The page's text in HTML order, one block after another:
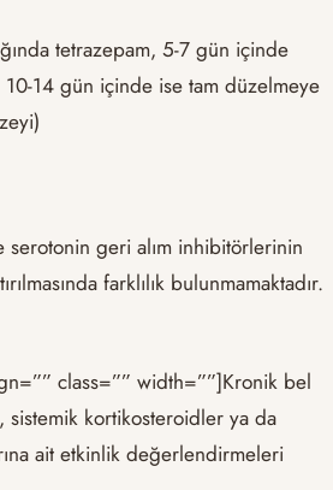
tetrazepam, 5-7 gün içinde
10-14 gün içinde ise tam düzelmeye
serotonin geri alım inhibitörlerinin
farklılık bulunmamaktadır.
class=”” width=””]Kronik bel
sistemik kortikosteroidler ya da
ait etkinlik değerlendirmeleri